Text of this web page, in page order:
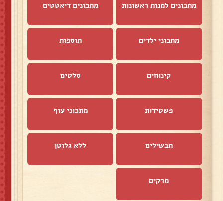
מתכונים למנות ראשונות מתכונים דיאטטים
מתכוני ילדים תוספות
קינוחים סלטים
פשטידות מתכוני עוף
תבשילים ללא גלוטן
מרקים